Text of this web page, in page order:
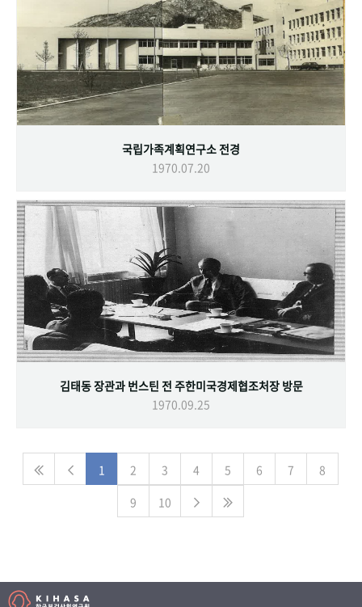
국립가족계획연구소 전경
1970.07.20
김태동 장관과 번스틴 전 주한미국경제협조처장 방문
1970.09.25
1 2 3 4 5 6 7
8
9
10